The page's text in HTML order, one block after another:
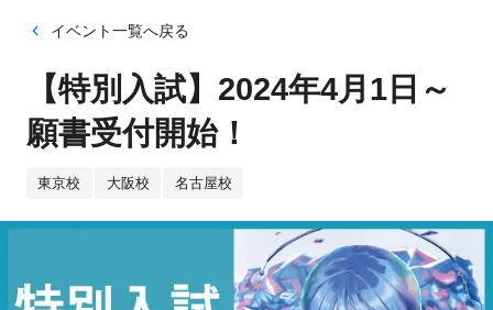
イベント一覧へ戻る
【特別入試】2024年4月1日～
願書受付開始！
東京校 大阪校 名古屋校